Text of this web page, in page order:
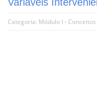
Categoria: Módulo I - Conceitos